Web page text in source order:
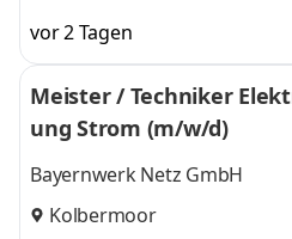
vor 2 Tagen
Meister / Techniker
ung Strom (m/w/d)
Bayernwerk Netz GmbH
Kolbermoor